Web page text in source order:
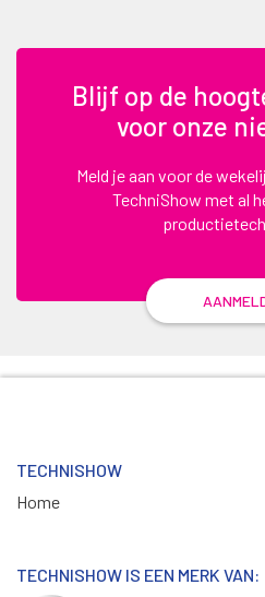
Blijf op de
voor onze
Meld je aan voor de
TechniShow met al
TECHNISHOW
Home
TECHNISHOW IS EEN MERK VAN: